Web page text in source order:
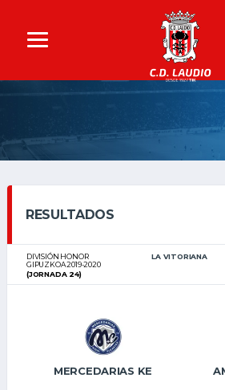
RESULTADOS
DIVISIÓN HONOR
GIPUZKOA 2019-2020
LA VITORIANA
(JORNADA 24)
MERCEDARIAS KE